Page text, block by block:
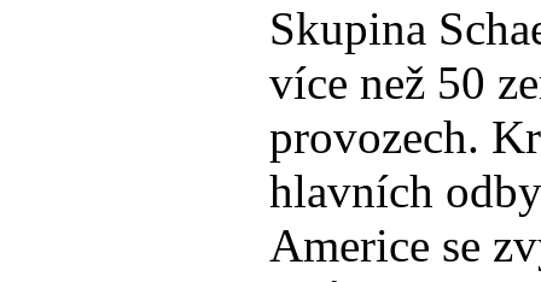
Skupina
více než 50
provozech.
hlavních
Americe se